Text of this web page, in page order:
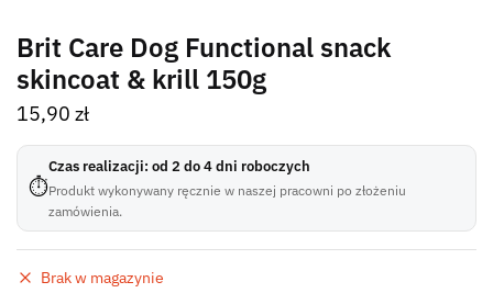
Brit Care Dog Functional snack
skincoat & krill 150g
15,90 zł
⏱
Czas realizacji: od 2 do 4 dni roboczych
Produkt wykonywany ręcznie w naszej pracowni po złożeniu
zamówienia.
Brak w magazynie